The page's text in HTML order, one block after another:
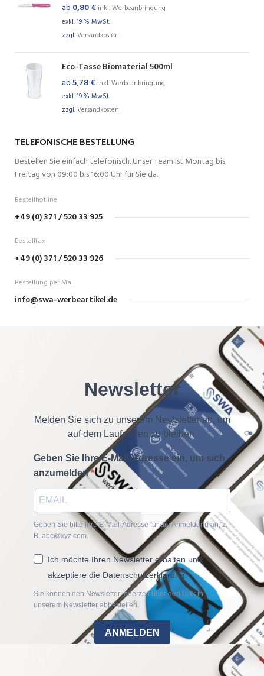
ab 0,80€ inkl. Werbeanbringung
exkl. 19 % MwSt.
zzgl.Versandkosten
Eco-Tasse Biomaterial 500ml
ab5,78€ inkl. Werbeanbringung
exkl. 19 % MwSt.
zzgl.Versandkosten
TELEFONISCHE BESTELLUNG
Bestellen Sie einfach telefonisch. Unser Team ist Montag bis
Freitag von 09:00 bis 16:00 Uhr für Sie da.
Bestellhotline
+49 (0) 371 / 520 33 925
Bestellfax
+49 (0) 371 / 520 33 926
Bestellung per Mail
info@swa-werbeartikel.de
Newsletter
Melden Sie sich zu unserem Newsletter an, um
auf dem Laufenden zu bleiben.
Geben Sie Ihre E-Mail-Adresse ein, um sich
anzumelden
Geben Sie bitte Ihre E-Mail-Adresse für die Anmeldung an, z.
B. abc@xyz.com.
Ich möchte Ihren Newsletter erhalten und
akzeptiere die Datenschutzerklärung.
Sie können den Newsletter jederzeit über den Link in
unserem Newsletter abbestellen.
ANMELDEN